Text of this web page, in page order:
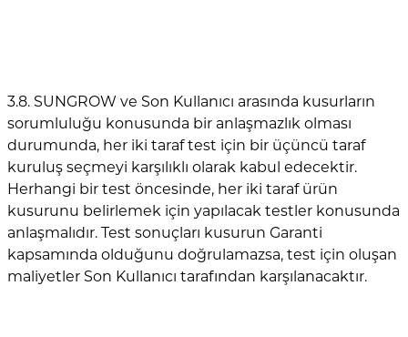
3.8. SUNGROW ve Son Kullanıcı arasında kusurların
sorumluluğu konusunda bir anlaşmazlık olması
durumunda, her iki taraf test için bir üçüncü taraf
kuruluş seçmeyi karşılıklı olarak kabul edecektir.
Herhangi bir test öncesinde, her iki taraf ürün
kusurunu belirlemek için yapılacak testler konusunda
anlaşmalıdır. Test sonuçları kusurun Garanti
kapsamında olduğunu doğrulamazsa, test için oluşan
maliyetler Son Kullanıcı tarafından karşılanacaktır.